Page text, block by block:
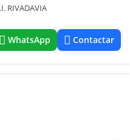
RIVADAVIA
WhatsApp Contactar